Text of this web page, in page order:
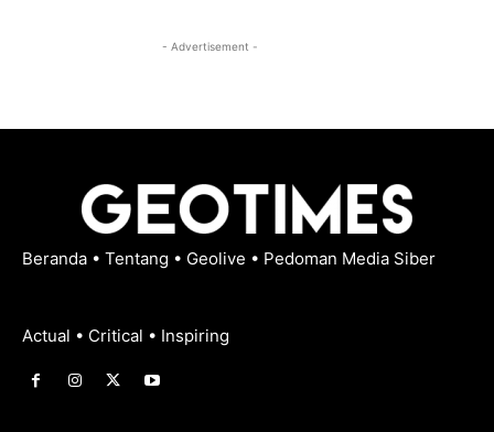
- Advertisement -
Beranda • Tentang • Geolive • Pedoman Media Siber
Actual • Critical • Inspiring